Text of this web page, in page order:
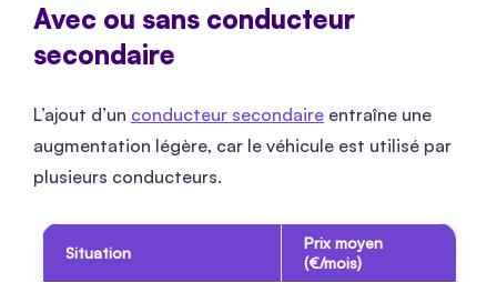
Avec ou sans conducteur
secondaire
L’ajout d’un conducteur secondaire entraîne une
augmentation légère, car le véhicule est utilisé par
plusieurs conducteurs.
Situation
Prix moyen
(€/mois)